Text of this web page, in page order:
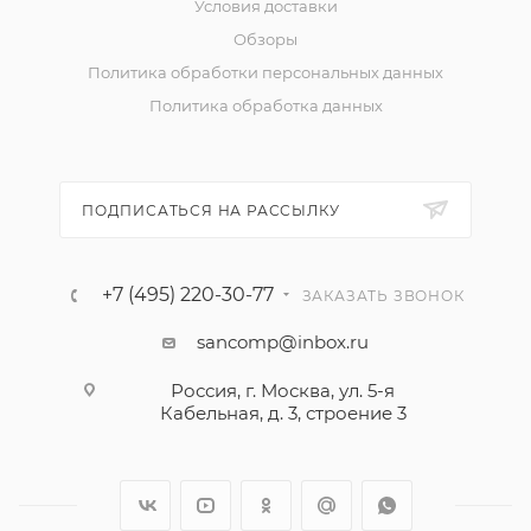
Условия доставки
Обзоры
Политика обработки персональных данных
Политика обработка данных
ПОДПИСАТЬСЯ НА РАССЫЛКУ
+7 (495) 220-30-77 ЗАКАЗАТЬ ЗВОНОК
sancomp@inbox.ru
Россия, г. Москва, ул. 5-я
Кабельная, д. 3, строение 3